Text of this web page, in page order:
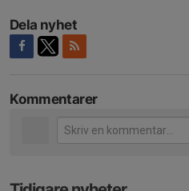
Dela nyhet
Kommentarer